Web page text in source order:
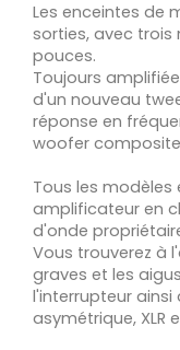
Les enceintes de
sorties, avec trois
pouces.
Toujours
d'un nouveau
réponse en
woofer
Tous les
amplificateur en
d'onde
Vous trouverez à
graves et les
l'interrupteur ainsi
asymétrique, XLR